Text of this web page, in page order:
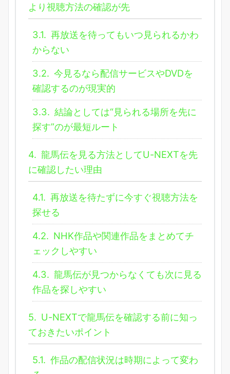
より視聴方法の確認が先
3.1. 再放送を待ってもいつ見られるかわ
からない
3.2. 今見るなら配信サービスやDVDを
確認するのが現実的
3.3. 結論としては“見られる場所を先に
探す”のが最短ルート
4. 龍馬伝を見る方法としてU-NEXTを先
に確認したい理由
4.1. 再放送を待たずに今すぐ視聴方法を
探せる
4.2. NHK作品や関連作品をまとめてチ
ェックしやすい
4.3. 龍馬伝が見つからなくても次に見る
作品を探しやすい
5. U-NEXTで龍馬伝を確認する前に知っ
ておきたいポイント
5.1. 作品の配信状況は時期によって変わ